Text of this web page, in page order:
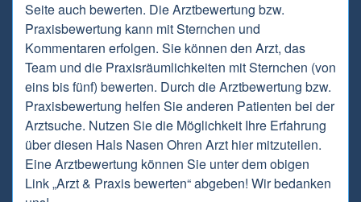
Seite auch bewerten. Die Arztbewertung bzw.
Praxisbewertung kann mit Sternchen und
Kommentaren erfolgen. Sie können den Arzt, das
Team und die Praxisräumlichkeiten mit Sternchen (von
eins bis fünf) bewerten. Durch die Arztbewertung bzw.
Praxisbewertung helfen Sie anderen Patienten bei der
Arztsuche. Nutzen Sie die Möglichkeit Ihre Erfahrung
über diesen Hals Nasen Ohren Arzt hier mitzuteilen.
Eine Arztbewertung können Sie unter dem obigen
Link „Arzt & Praxis bewerten“ abgeben! Wir bedanken